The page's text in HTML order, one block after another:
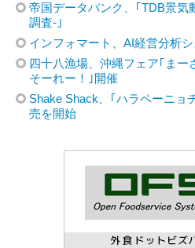
帝国データバンク、｢TDB景気
調査-｣
インフォマート、AI経営分析
四十八漁場、沖縄フェア｢まー
そーれー！｣開催
Shake Shack、｢ハラペーニョ
売を開始